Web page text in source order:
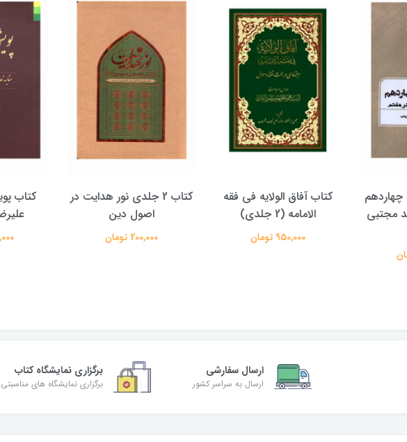
کتاب آفاق الولایه فی فقه
الامامه (2 جلدی)
950,000 تومان
کتاب 2 جلدی نور هدایت در
اصول دین
200,000 تومان
کتاب پویش
علیرضا
350,000 تومان
ارسال سفارشی
ارسال به سراسر کشور
برگزاری نمایشگاه کتاب
برگزاری نمایشگاه های مناسبتی